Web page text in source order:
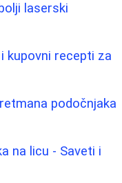
laserski
kupovni recepti za
podočnjaka
na licu - Saveti i